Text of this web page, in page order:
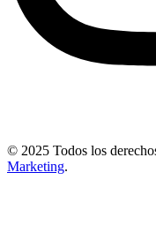
© 2025 Todos los
Marketing.